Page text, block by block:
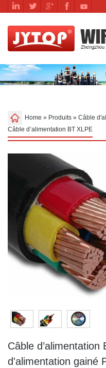
Home » Produits » Câble
Câble d’alimentation BT XLPE
Câble d’alimentation
d'alimentation gainé